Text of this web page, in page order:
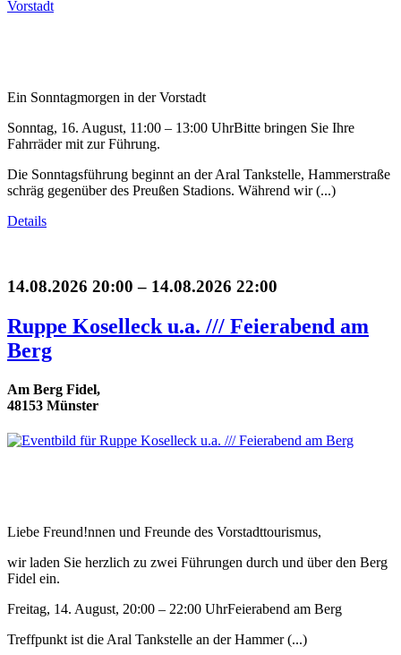
Ein Sonntagmorgen in der Vorstadt
Sonntag, 16. August, 11:00 – 13:00 UhrBitte bringen Sie Ihre
Fahrräder mit zur Führung.
Die Sonntagsführung beginnt an der Aral Tankstelle, Hammerstraße
schräg gegenüber des Preußen Stadions. Während wir (...)
Details
14.08.2026 20:00 – 14.08.2026 22:00
Ruppe Koselleck u.a. /// Feierabend am
Berg
Am Berg Fidel,
48153 Münster
Liebe Freund!nnen und Freunde des Vorstadttourismus,
wir laden Sie herzlich zu zwei Führungen durch und über den Berg
Fidel ein.
Freitag, 14. August, 20:00 – 22:00 UhrFeierabend am Berg
Treffpunkt ist die Aral Tankstelle an der Hammer (...)